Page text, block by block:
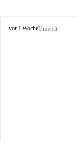
V
vor 1 WocheUmwelt